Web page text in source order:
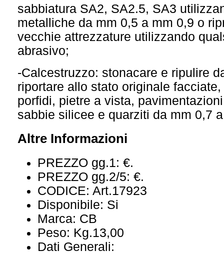
sabbiatura SA2, SA2.5, SA3
metalliche da mm 0,5 a mm 0,9 o
vecchie attrezzature utilizzando
abrasivo;
-Calcestruzzo: stonacare e ripulire
riportare allo stato originale
porfidi, pietre a vista,
sabbie silicee e quarziti da mm 0,7
Altre Informazioni
PREZZO gg.1: €.
PREZZO gg.2/5: €.
CODICE: Art.17923
Disponibile: Si
Marca: CB
Peso: Kg.13,00
Dati Generali: